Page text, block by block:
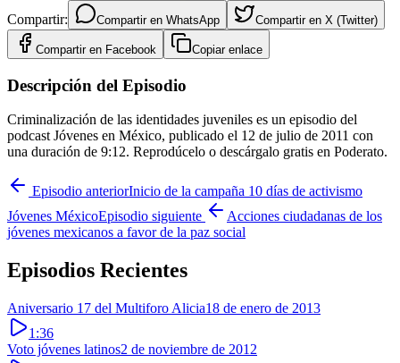
Compartir:
Compartir en WhatsApp Compartir en X (Twitter)
Compartir en Facebook Copiar enlace
Descripción del Episodio
Criminalización de las identidades juveniles es un episodio del
podcast Jóvenes en México, publicado el 12 de julio de 2011 con
una duración de 9:12. Reprodúcelo o descárgalo gratis en Poderato.
Episodio anteriorInicio de la campaña 10 días de activismo
Jóvenes MéxicoEpisodio siguiente
Acciones ciudadanas de los
jóvenes mexicanos a favor de la paz social
Episodios Recientes
Aniversario 17 del Multiforo Alicia18 de enero de 2013
1:36
Voto jóvenes latinos2 de noviembre de 2012